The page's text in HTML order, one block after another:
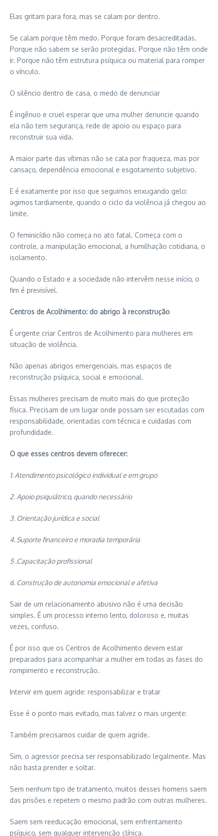
Elas gritam para fora, mas se calam por dentro.
Se calam porque têm medo. Porque foram desacreditadas.
Porque não sabem se serão protegidas. Porque não têm onde
ir. Porque não têm estrutura psíquica ou material para romper
o vínculo.
O silêncio dentro de casa, o medo de denunciar
É ingênuo e cruel esperar que uma mulher denuncie quando
ela não tem segurança, rede de apoio ou espaço para
reconstruir sua vida.
A maior parte das vítimas não se cala por fraqueza, mas por
cansaço, dependência emocional e esgotamento subjetivo.
E é exatamente por isso que seguimos enxugando gelo:
agimos tardiamente, quando o ciclo da violência já chegou ao
limite.
O feminicídio não começa no ato fatal. Começa com o
controle, a manipulação emocional, a humilhação cotidiana, o
isolamento.
Quando o Estado e a sociedade não intervêm nesse início, o
fim é previsível.
Centros de Acolhimento: do abrigo à reconstrução
É urgente criar Centros de Acolhimento para mulheres em
situação de violência.
Não apenas abrigos emergenciais, mas espaços de
reconstrução psíquica, social e emocional.
Essas mulheres precisam de muito mais do que proteção
física. Precisam de um lugar onde possam ser escutadas com
responsabilidade, orientadas com técnica e cuidadas com
profundidade.
O que esses centros devem oferecer:
1. Atendimento psicológico individual e em grupo
2. Apoio psiquiátrico, quando necessário
3. Orientação jurídica e social
4. Suporte financeiro e moradia temporária
5 .Capacitação profissional
6. Construção de autonomia emocional e afetiva
Sair de um relacionamento abusivo não é uma decisão
simples. É um processo interno lento, doloroso e, muitas
vezes, confuso.
É por isso que os Centros de Acolhimento devem estar
preparados para acompanhar a mulher em todas as fases do
rompimento e reconstrução.
Intervir em quem agride: responsabilizar e tratar
Esse é o ponto mais evitado, mas talvez o mais urgente:
Também precisamos cuidar de quem agride.
Sim, o agressor precisa ser responsabilizado legalmente. Mas
não basta prender e soltar.
Sem nenhum tipo de tratamento, muitos desses homens saem
das prisões e repetem o mesmo padrão com outras mulheres.
Saem sem reeducação emocional, sem enfrentamento
psíquico, sem qualquer intervenção clínica.